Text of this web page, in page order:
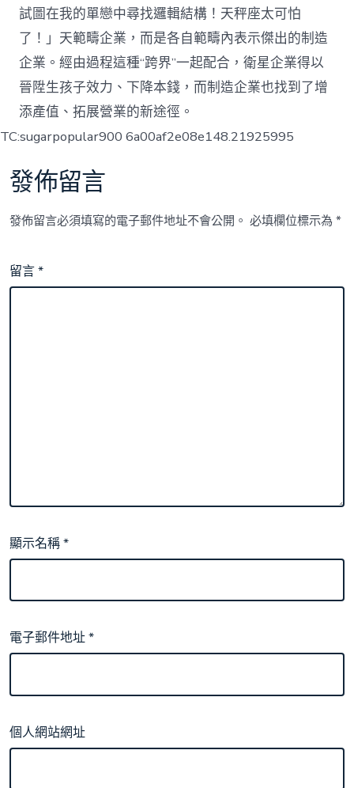
試圖在我的單戀中尋找邏輯結構！天秤座太可怕
了！」天範疇企業，而是各自範疇內表示傑出的制造
企業。經由過程這種“跨界”一起配合，衛星企業得以
晉陞生孩子效力、下降本錢，而制造企業也找到了增
添產值、拓展營業的新途徑。
TC:sugarpopular900 6a00af2e08e148.21925995
發佈留言
發佈留言必須填寫的電子郵件地址不會公開。 必填欄位標示為*
留言*
顯示名稱*
電子郵件地址*
個人網站網址